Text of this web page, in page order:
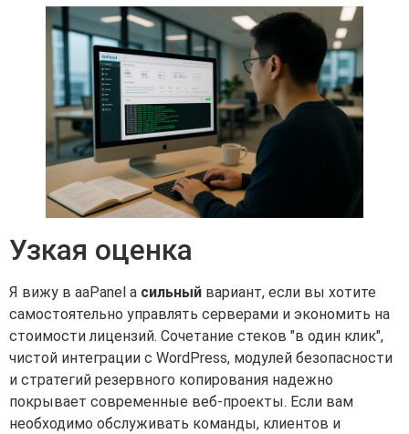
Узкая оценка
Я вижу в aaPanel a сильный вариант, если вы хотите
самостоятельно управлять серверами и экономить на
стоимости лицензий. Сочетание стеков "в один клик",
чистой интеграции с WordPress, модулей безопасности
и стратегий резервного копирования надежно
покрывает современные веб-проекты. Если вам
необходимо обслуживать команды, клиентов и